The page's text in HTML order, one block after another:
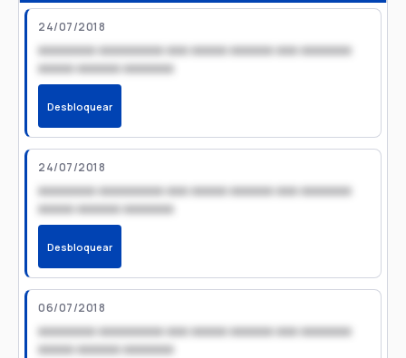
24/07/2018
xxxxxxxx xxxxxxxxx xxx xxxxx xxxxxx xxx xxxxxxx
xxxxx xxxxxx xxxxxxx
Desbloquear
24/07/2018
xxxxxxxx xxxxxxxxx xxx xxxxx xxxxxx xxx xxxxxxx
xxxxx xxxxxx xxxxxxx
Desbloquear
06/07/2018
xxxxxxxx xxxxxxxxx xxx xxxxx xxxxxx xxx xxxxxxx
xxxxx xxxxxx xxxxxxx